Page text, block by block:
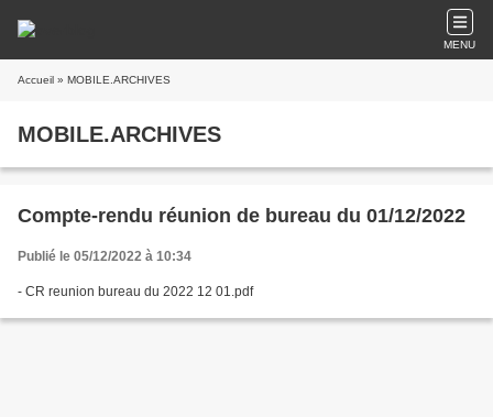
MENU
Accueil » MOBILE.ARCHIVES
MOBILE.ARCHIVES
Compte-rendu réunion de bureau du 01/12/2022
Publié le 05/12/2022 à 10:34
- CR reunion bureau du 2022 12 01.pdf